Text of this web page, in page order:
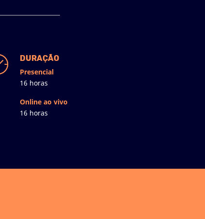
DURAÇÃO
Presencial
16 horas
Online ao vivo
16 horas